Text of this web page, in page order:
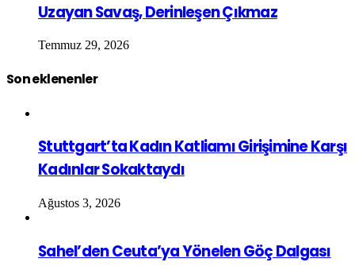
Uzayan Savaş, Derinleşen Çıkmaz
Temmuz 29, 2026
Son eklenenler
Stuttgart’ta Kadın Katliamı Girişimine Karşı
Kadınlar Sokaktaydı
Ağustos 3, 2026
Sahel’den Ceuta’ya Yönelen Göç Dalgası